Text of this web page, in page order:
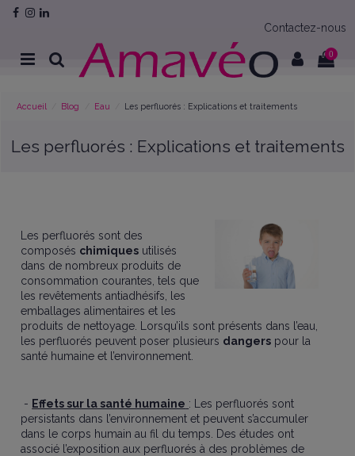
Contactez-nous
0
Accueil Blog Eau Les perfluorés : Explications et traitements
Les perfluorés : Explications et traitements
Les perfluorés sont des
composés chimiques utilisés
dans de nombreux produits de
consommation courantes, tels que
les revêtements antiadhésifs, les
emballages alimentaires et les
produits de nettoyage. Lorsqu’ils sont présents dans l’eau,
les perfluorés peuvent poser plusieurs dangers pour la
santé humaine et l’environnement.
- Effets sur la santé humaine : Les perfluorés sont
persistants dans l’environnement et peuvent s’accumuler
dans le corps humain au fil du temps. Des études ont
associé l’exposition aux perfluorés à des problèmes de